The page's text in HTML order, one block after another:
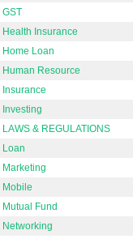
GST
Health Insurance
Home Loan
Human Resource
Insurance
Investing
LAWS & REGULATIONS
Loan
Marketing
Mobile
Mutual Fund
Networking